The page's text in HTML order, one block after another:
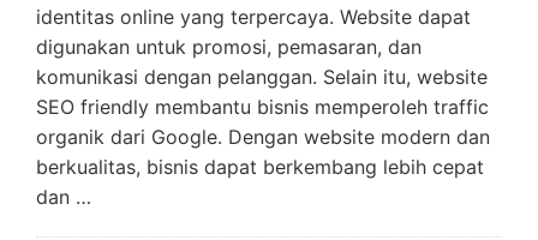
identitas online yang terpercaya. Website dapat
digunakan untuk promosi, pemasaran, dan
komunikasi dengan pelanggan. Selain itu, website
SEO friendly membantu bisnis memperoleh traffic
organik dari Google. Dengan website modern dan
berkualitas, bisnis dapat berkembang lebih cepat
dan …